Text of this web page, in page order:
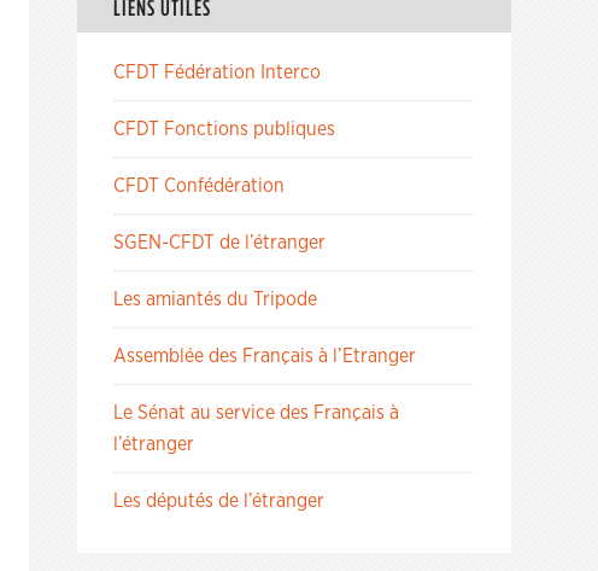
LIENS UTILES
CFDT Fédération Interco
CFDT Fonctions publiques
CFDT Confédération
SGEN-CFDT de l’étranger
Les amiantés du Tripode
Assemblée des Français à l’Etranger
Le Sénat au service des Français à
l’étranger
Les députés de l’étranger